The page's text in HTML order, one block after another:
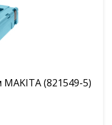
Кейс Makpac 1 395x295x105 мм MAKITA (821549-5)